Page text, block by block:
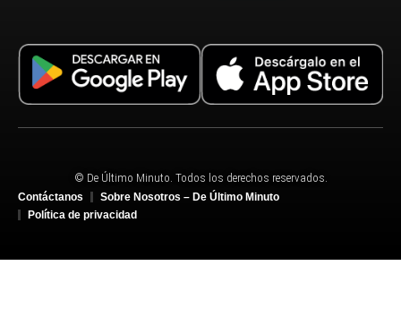
© De Último Minuto. Todos los derechos reservados.
Contáctanos
Sobre Nosotros – De Último Minuto
Política de privacidad